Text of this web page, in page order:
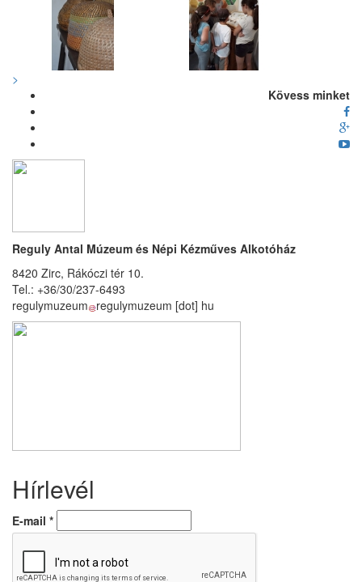
>
Kövess minket
Reguly Antal Múzeum és Népi Kézműves Alkotóház
8420 Zirc, Rákóczi tér 10.
Tel.: +36/30/237-6493
regulymuzeum regulymuzeum [dot] hu
Hírlevél
E-mail *